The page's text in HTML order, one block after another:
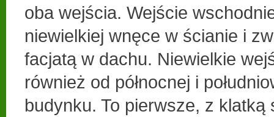
oba wejścia. Wejście
niewielkiej wnęce w ścianie i
facjatą w dachu. Niewielkie
również od północnej i
budynku. To pierwsze, z klatką